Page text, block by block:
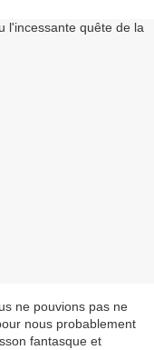
ne pouvions pas ne
nous probablement
fantasque et